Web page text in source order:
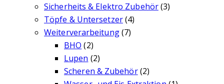
Sicherheits & Elektro Zubehör(3)
Töpfe & Untersetzer(4)
Weiterverarbeitung(7)
BHO (2)
Lupen (2)
Scheren & Zubehör(2)